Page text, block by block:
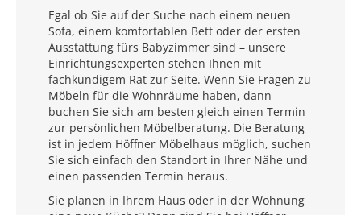
Egal ob Sie auf der Suche nach einem neuen
Sofa, einem komfortablen Bett oder der ersten
Ausstattung fürs Babyzimmer sind – unsere
Einrichtungsexperten stehen Ihnen mit
fachkundigem Rat zur Seite. Wenn Sie Fragen zu
Möbeln für die Wohnräume haben, dann
buchen Sie sich am besten gleich einen Termin
zur persönlichen Möbelberatung. Die Beratung
ist in jedem Höffner Möbelhaus möglich, suchen
Sie sich einfach den Standort in Ihrer Nähe und
einen passenden Termin heraus.
Sie planen in Ihrem Haus oder in der Wohnung